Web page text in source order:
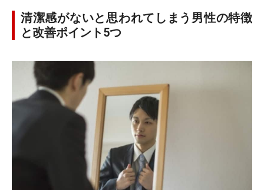
清潔感がないと思われてしまう男性の特徴
と改善ポイント5つ